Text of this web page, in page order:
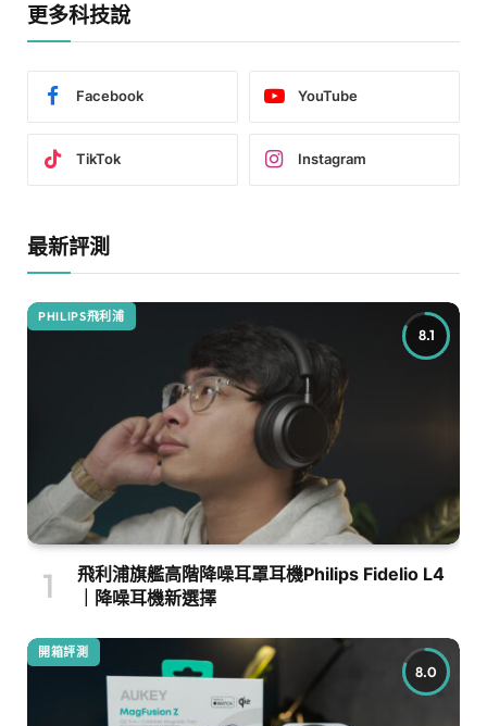
更多科技說
Facebook YouTube
TikTok Instagram
最新評測
8.1
PHILIPS飛利浦
飛利浦旗艦高階降噪耳罩耳機Philips Fidelio L4
｜降噪耳機新選擇
8.0
開箱評測